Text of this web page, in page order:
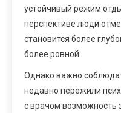
устойчивый режим
перспективе люди
становится более
более ровной.
Однако важно
недавно пережили
с врачом возможность